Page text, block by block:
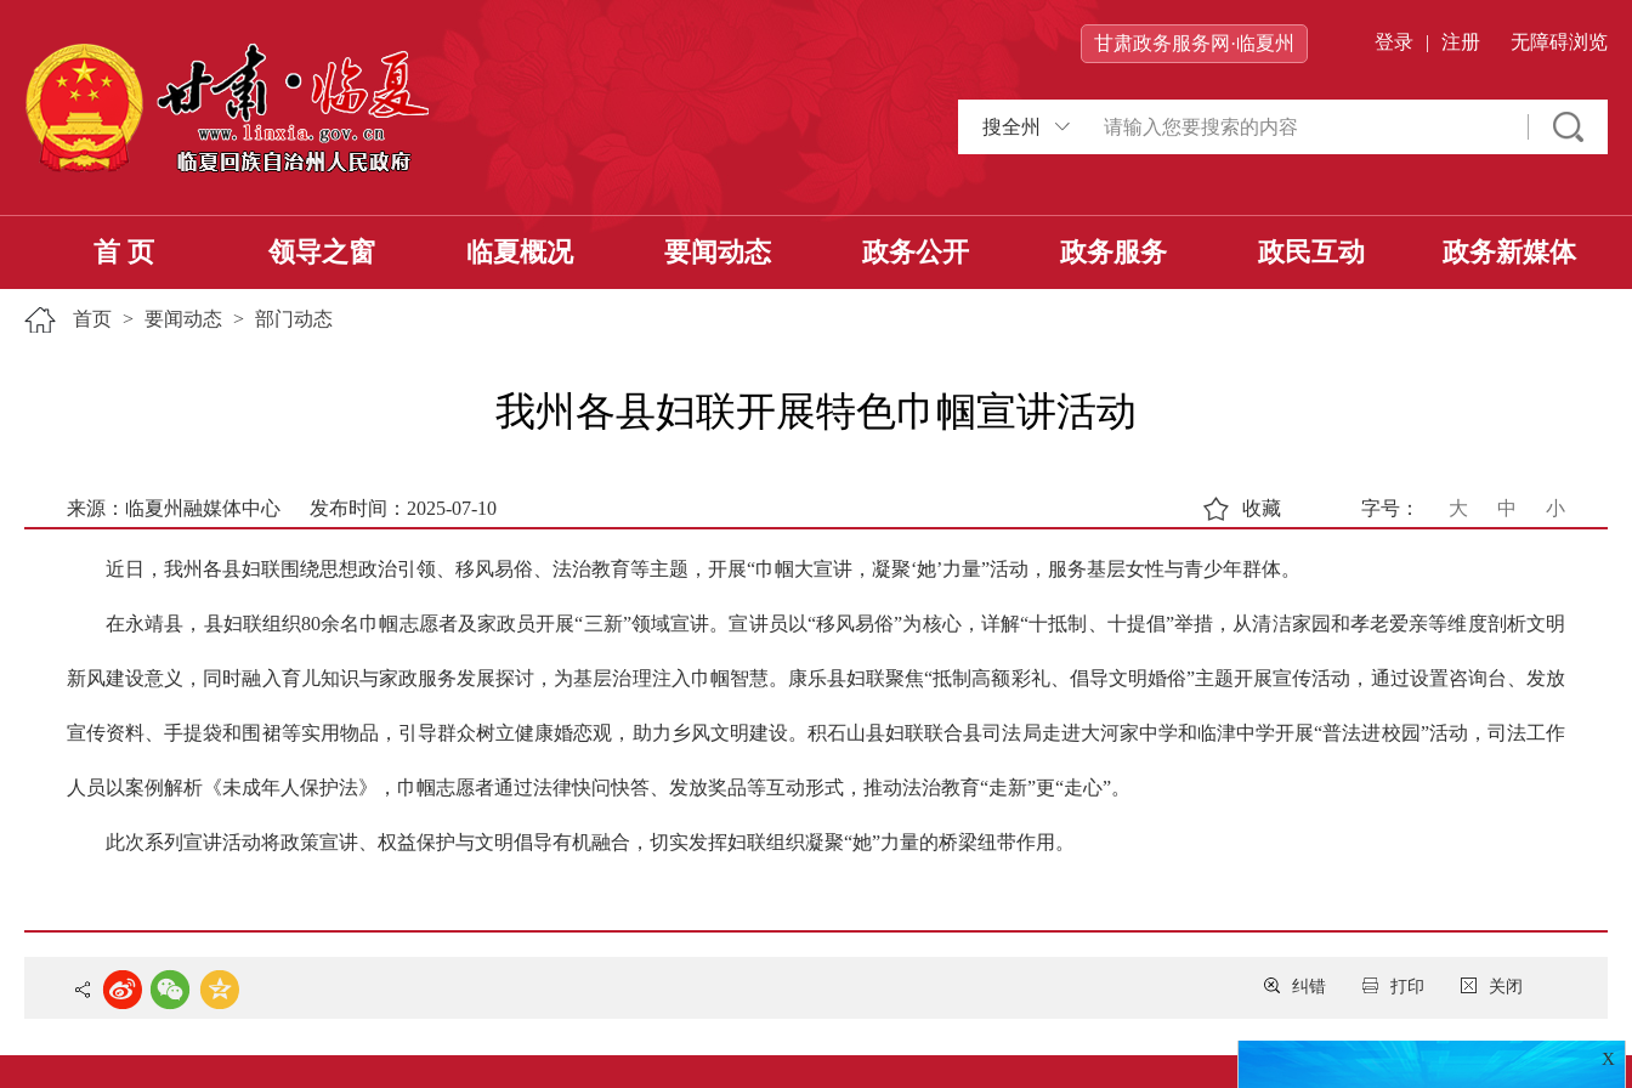
甘肃政务服务网·临夏州 登录 | 注册 无障碍浏览
搜全州
首 页 领导之窗 临夏概况 要闻动态 政务公开 政务服务 政民互动 政务新媒体
首页 > 要闻动态 > 部门动态
我州各县妇联开展特色巾帼宣讲活动
来源：临夏州融媒体中心 发布时间：2025-07-10 字号： 大 中 小
收藏
近日，我州各县妇联围绕思想政治引领、移风易俗、法治教育等主题，开展“巾帼大宣讲，凝聚‘她’力量”活动，服务基层女性与青少年群体。
在永靖县，县妇联组织80余名巾帼志愿者及家政员开展“三新”领域宣讲。宣讲员以“移风易俗”为核心，详解“十抵制、十提倡”举措，从清洁家园和孝老爱亲等维度剖析文明
新风建设意义，同时融入育儿知识与家政服务发展探讨，为基层治理注入巾帼智慧。康乐县妇联聚焦“抵制高额彩礼、倡导文明婚俗”主题开展宣传活动，通过设置咨询台、发放
宣传资料、手提袋和围裙等实用物品，引导群众树立健康婚恋观，助力乡风文明建设。积石山县妇联联合县司法局走进大河家中学和临津中学开展“普法进校园”活动，司法工作
人员以案例解析《未成年人保护法》，巾帼志愿者通过法律快问快答、发放奖品等互动形式，推动法治教育“走新”更“走心”。
此次系列宣讲活动将政策宣讲、权益保护与文明倡导有机融合，切实发挥妇联组织凝聚“她”力量的桥梁纽带作用。
关闭
打印
纠错
X